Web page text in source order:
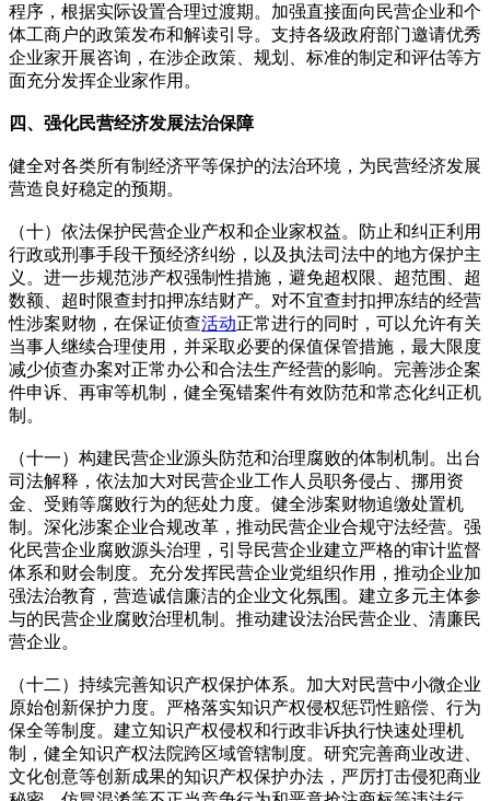
程序，根据实际设置合理过渡期。加强直接面向民营企业和个
体工商户的政策发布和解读引导。支持各级政府部门邀请优秀
企业家开展咨询，在涉企政策、规划、标准的制定和评估等方
面充分发挥企业家作用。
四、强化民营经济发展法治保障
健全对各类所有制经济平等保护的法治环境，为民营经济发展
营造良好稳定的预期。
（十）依法保护民营企业产权和企业家权益。防止和纠正利用
行政或刑事手段干预经济纠纷，以及执法司法中的地方保护主
义。进一步规范涉产权强制性措施，避免超权限、超范围、超
数额、超时限查封扣押冻结财产。对不宜查封扣押冻结的经营
性涉案财物，在保证侦查活动正常进行的同时，可以允许有关
当事人继续合理使用，并采取必要的保值保管措施，最大限度
减少侦查办案对正常办公和合法生产经营的影响。完善涉企案
件申诉、再审等机制，健全冤错案件有效防范和常态化纠正机
制。
（十一）构建民营企业源头防范和治理腐败的体制机制。出台
司法解释，依法加大对民营企业工作人员职务侵占、挪用资
金、受贿等腐败行为的惩处力度。健全涉案财物追缴处置机
制。深化涉案企业合规改革，推动民营企业合规守法经营。强
化民营企业腐败源头治理，引导民营企业建立严格的审计监督
体系和财会制度。充分发挥民营企业党组织作用，推动企业加
强法治教育，营造诚信廉洁的企业文化氛围。建立多元主体参
与的民营企业腐败治理机制。推动建设法治民营企业、清廉民
营企业。
（十二）持续完善知识产权保护体系。加大对民营中小微企业
原始创新保护力度。严格落实知识产权侵权惩罚性赔偿、行为
保全等制度。建立知识产权侵权和行政非诉执行快速处理机
制，健全知识产权法院跨区域管辖制度。研究完善商业改进、
文化创意等创新成果的知识产权保护办法，严厉打击侵犯商业